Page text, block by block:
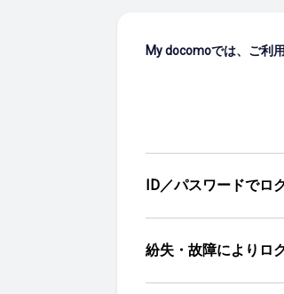
My docomoでは、ご利
ID／パスワードでロ
紛失・故障によりロ